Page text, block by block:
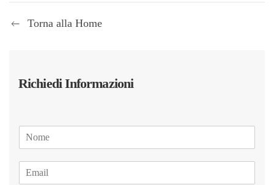
Torna alla Home
Richiedi Informazioni
m